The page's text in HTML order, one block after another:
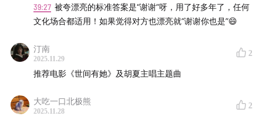
更年期过后，我们是否能获得真正的自由？
20:53 退休是衰老的开端，还是值得期待的人生新旅程？
39:27 被夸漂亮的标准答案是“谢谢”呀，用了好多年了，任何
文化场合都适用！如果觉得对方也漂亮就“谢谢你也是”😄
汀南
2025.11.29
2
推荐电影《世间有她》及胡夏主唱主题曲
大吃一口北极熊
2025.11.28
2